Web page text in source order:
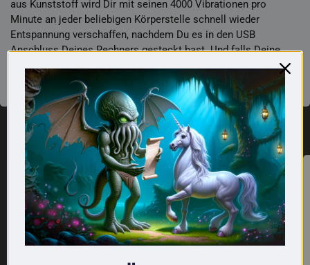
aus Kunststoff wird Dir mit seinen 4000 Vibrationen pro
Minute an jeder beliebigen Körperstelle schnell wieder
Entspannung verschaffen, nachdem Du es in den USB
Anschluss Deines Rechners gesteckt hast. Und falls Deine
Entspannung benötigen sollte...
Aktuell lieferbar aus der Kategorie Technik
Cyber Clean Analoger Roboterbausatz